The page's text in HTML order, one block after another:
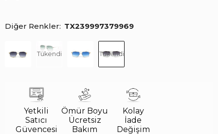
Diğer Renkler TX239997379969
Tükendi Tükendi
Yetkili
Satıcı
Güvencesi
Ömür Boyu
Ücretsiz
Bakım
Kolay
İade
Değişim